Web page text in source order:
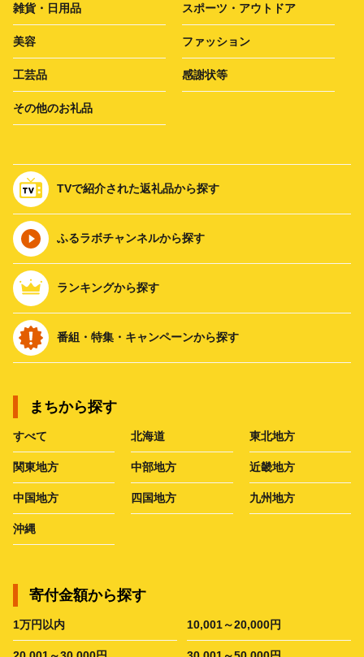
雑貨・日用品 スポーツ・アウトドア
美容 ファッション
工芸品 感謝状等
その他のお礼品
TVで紹介された返礼品から探す
ふるラボチャンネルから探す
ランキングから探す
番組・特集・キャンペーンから探す
まちから探す
すべて 北海道 東北地方
関東地方 中部地方 近畿地方
中国地方 四国地方 九州地方
沖縄
寄付金額から探す
1万円以内 10,001～20,000円